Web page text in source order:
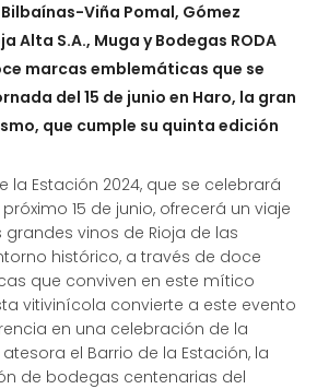
Bilbaínas-Viña Pomal, Gómez
Alta S.A., Muga y Bodegas RODA
marcas emblemáticas que se
del 15 de junio en Haro, la gran
que cumple su quinta edición
la Estación 2024, que se celebrará
15 de junio, ofrecerá un viaje
vinos de Rioja de las
histórico, a través de doce
que conviven en este mítico
vitivinícola convierte a este evento
en una celebración de la
el Barrio de la Estación, la
de bodegas centenarias del